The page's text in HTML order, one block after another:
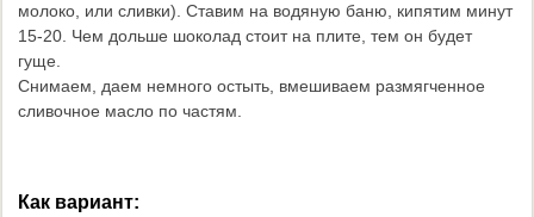
молоко, или сливки). Ставим на водяную баню, кипятим минут
15-20. Чем дольше шоколад стоит на плите, тем он будет
гуще.
Снимаем, даем немного остыть, вмешиваем размягченное
сливочное масло по частям.
Как вариант: